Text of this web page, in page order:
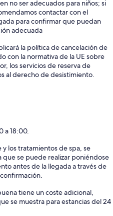
no ser adecuados para niños; si
contactar con el
para confirmar que puedan
adecuada
la política de cancelación de
con la normativa de la UE sobre
los servicios de reserva de
al derecho de desistimiento.
a 18:00.
y los tratamientos de spa, se
que se puede realizar poniéndose
antes de la llegada a través de
tiene un coste adicional,
se muestra para estancias del 24